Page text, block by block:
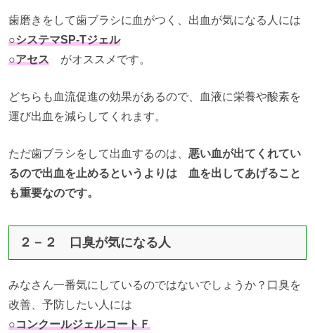
歯磨きをして歯ブラシに血がつく、出血が気になる人には
○システマSP-Tジェル
○アセス
がオススメです。
どちらも血流促進の効果があるので、血液に栄養や酸素を
運び出血を減らしてくれます。
ただ歯ブラシをして出血するのは、 悪い血が出てくれてい
るので出血を止めるというよりは 血を出してあげること
も重要なのです。
２－２ 口臭が気になる人
みなさん一番気にしているのではないでしょうか？口臭を
改善、予防したい人には
○コンクールジェルコートＦ